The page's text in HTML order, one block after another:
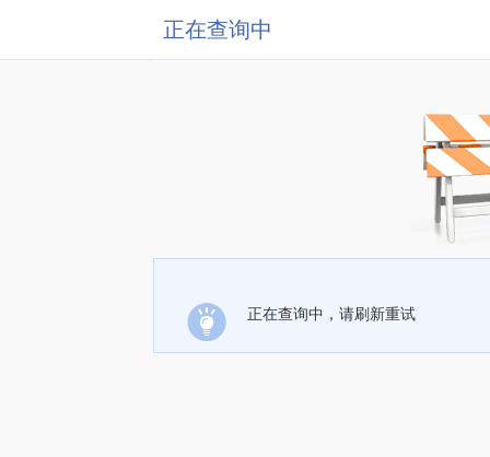
正在查询中
正在查询中，请刷新重试